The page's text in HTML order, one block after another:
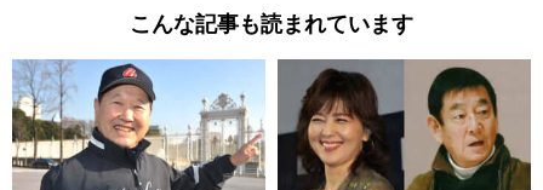
こんな記事も読まれています